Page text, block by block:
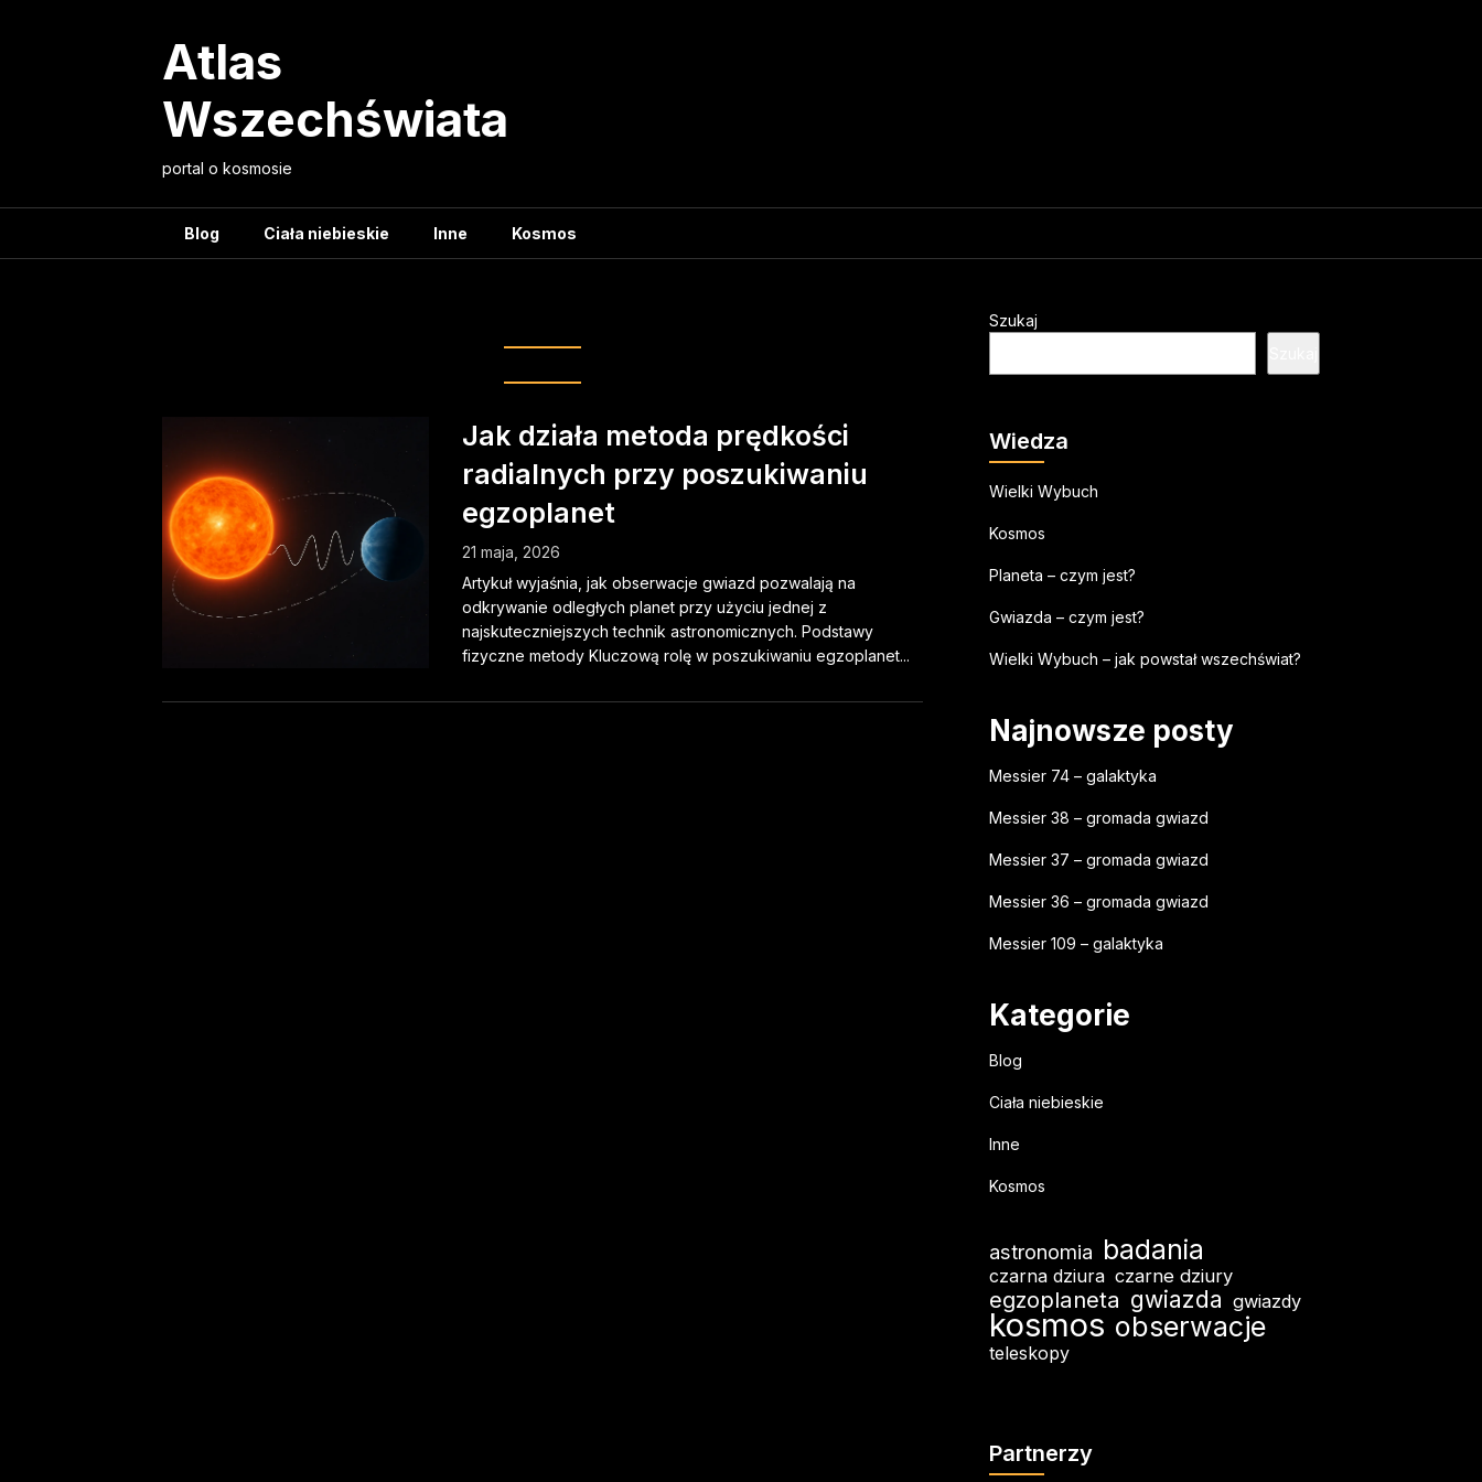
Atlas
Wszechświata
portal o kosmosie
Blog Ciała niebieskie Inne Kosmos
Jak działa metoda prędkości
radialnych przy poszukiwaniu
egzoplanet
21 maja, 2026
Artykuł wyjaśnia, jak obserwacje gwiazd pozwalają na
odkrywanie odległych planet przy użyciu jednej z
najskuteczniejszych technik astronomicznych. Podstawy
fizyczne metody Kluczową rolę w poszukiwaniu egzoplanet...
Szukaj
Wiedza
Wielki Wybuch
Kosmos
Planeta – czym jest?
Gwiazda – czym jest?
Wielki Wybuch – jak powstał wszechświat?
Najnowsze posty
Messier 74 – galaktyka
Messier 38 – gromada gwiazd
Messier 37 – gromada gwiazd
Messier 36 – gromada gwiazd
Messier 109 – galaktyka
Kategorie
Blog
Ciała niebieskie
Inne
Kosmos
astronomia badania
czarna dziura czarne dziury
egzoplaneta gwiazda gwiazdy
kosmos obserwacje
teleskopy
Partnerzy